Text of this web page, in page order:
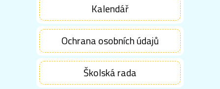
Kalendář
Ochrana osobních údajů
Školská rada